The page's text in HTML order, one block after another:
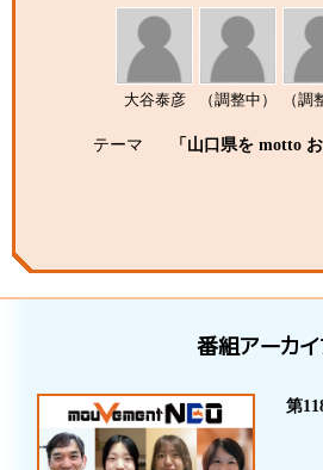
大谷泰彦 （調整中） （調
テーマ 「山口県を motto
番組アーカ
第